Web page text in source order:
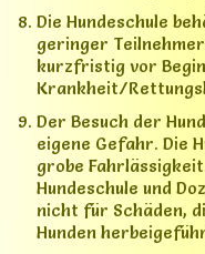
Die Hundeschule
geringer
kurzfristig vor
Krankheit/
Der Besuch der
eigene Gefahr. Die
grobe
Hundeschule und
nicht für Schäden,
Hunden